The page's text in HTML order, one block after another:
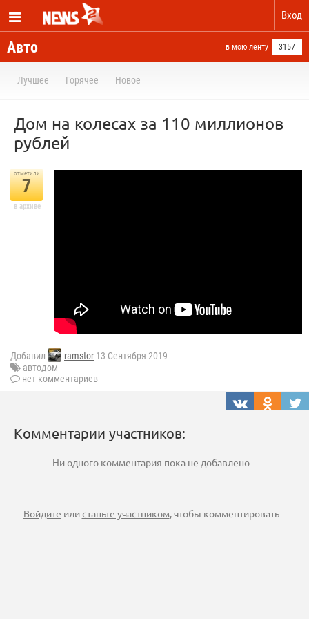
Вход
Авто в мою ленту 3157
Лучшее Горячее Новое
Дом на колесах за 110 миллионов
рублей
отметили
7
в архиве
Добавил ramstor 13 Сентября 2019
автодом
нет комментариев
Комментарии участников:
Ни одного комментария пока не добавлено
Войдите илистаньте участником, чтобы комментировать